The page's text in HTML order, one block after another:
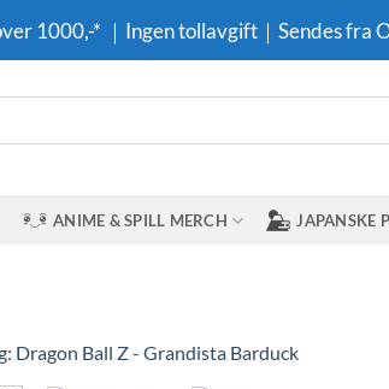
1000,-* ｜Ingen tollavgift｜Sendes fra
ANIME & SPILL MERCH JAPANSKE